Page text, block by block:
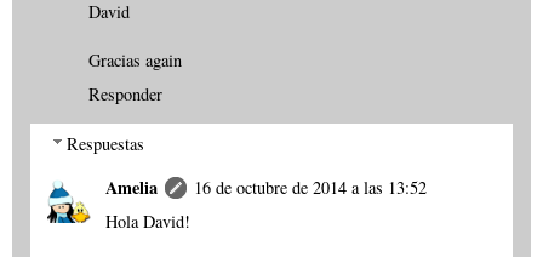
David
Gracias again
Responder
Respuestas
Amelia
16 de octubre de 2014 a las 13:52
Hola David!